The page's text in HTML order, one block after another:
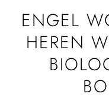
ENGEL
HEREN